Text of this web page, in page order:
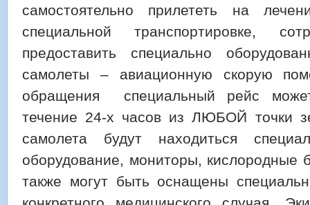
самостоятельно прилететь на
специальной транспортировке,
предоставить специально
самолеты – авиационную скорую
обращения специальный рейс
течение 24-х часов из ЛЮБОЙ точки
самолета будут находиться
оборудование, мониторы,
также могут быть оснащены